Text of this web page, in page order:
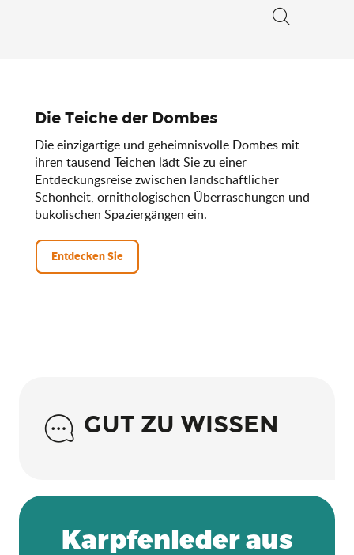
Die Teiche der Dombes
Die einzigartige und geheimnisvolle Dombes mit
ihren tausend Teichen lädt Sie zu einer
Entdeckungsreise zwischen landschaftlicher
Schönheit, ornithologischen Überraschungen und
bukolischen Spaziergängen ein.
Entdecken Sie
GUT ZU WISSEN
Karpfenleder aus